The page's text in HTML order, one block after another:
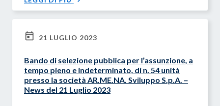
21 LUGLIO 2023
Bando di selezione pubblica per l’assunzione, a
tempo pieno e indeterminato, di n. 54 unità
presso la società AR.ME.NA. Sviluppo S.p.A. –
News del 21 Luglio 2023